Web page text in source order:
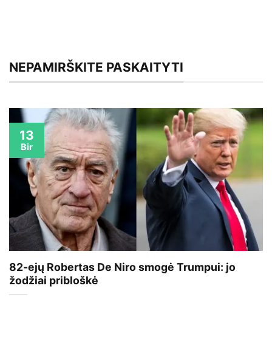
NEPAMIRŠKITE PASKAITYTI
82-ejų Robertas De Niro smogė Trumpui: jo
žodžiai pribloškė
13
Bir